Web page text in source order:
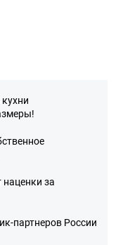
наценки за
партнеров России